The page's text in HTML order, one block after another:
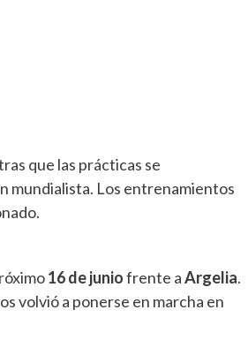
que las prácticas se
mundialista. Los entrenamientos
16 de juniofrente aArgelia.
volvió a ponerse en marcha en